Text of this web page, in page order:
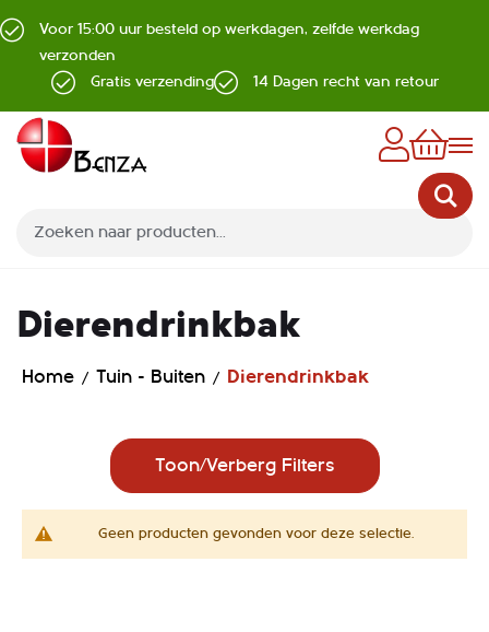
Voor 15:00 uur besteld op werkdagen, zelfde werkdag
verzonden
Gratis verzending
14 Dagen recht van retour
Dierendrinkbak
Home Tuin - Buiten Dierendrinkbak
Toon/Verberg Filters
Geen producten gevonden voor deze selectie.